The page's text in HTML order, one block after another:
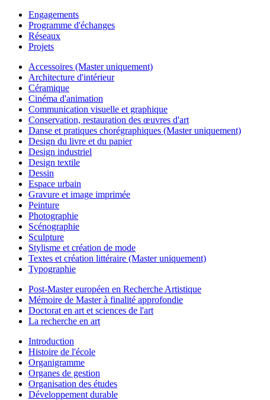
Engagements
Programme d'échanges
Réseaux
Projets
Accessoires (Master uniquement)
Architecture d'intérieur
Céramique
Cinéma d'animation
Communication visuelle et graphique
Conservation, restauration des œuvres d'art
Danse et pratiques chorégraphiques (Master uniquement)
Design du livre et du papier
Design industriel
Design textile
Dessin
Espace urbain
Gravure et image imprimée
Peinture
Photographie
Scénographie
Sculpture
Stylisme et création de mode
Textes et création littéraire (Master uniquement)
Typographie
Post-Master européen en Recherche Artistique
Mémoire de Master à finalité approfondie
Doctorat en art et sciences de l'art
La recherche en art
Introduction
Histoire de l'école
Organigramme
Organes de gestion
Organisation des études
Développement durable